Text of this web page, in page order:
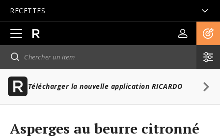
RECETTES
Ouvrir
la
navigation
principale
Télécharger la nouvelle application RICARDO
Asperges au beurre citronné